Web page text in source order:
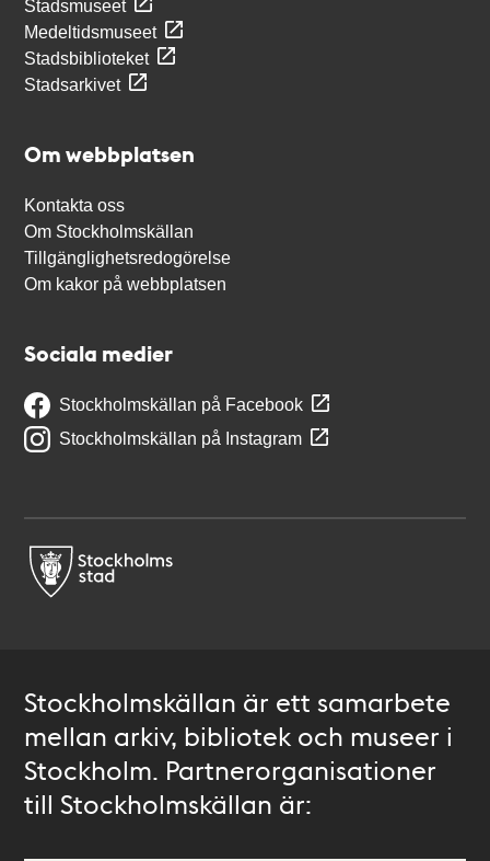
Stadsmuseet
Medeltidsmuseet
Stadsbiblioteket
Stadsarkivet
Om webbplatsen
Kontakta oss
Om Stockholmskällan
Tillgänglighetsredogörelse
Om kakor på webbplatsen
Sociala medier
Stockholmskällan på Facebook
Stockholmskällan på Instagram
Stockholmskällan är ett samarbete
mellan arkiv, bibliotek och museer i
Stockholm. Partnerorganisationer
till Stockholmskällan är: